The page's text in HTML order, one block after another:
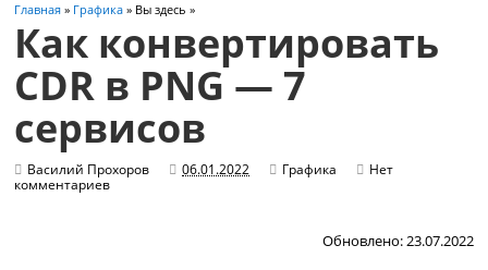
Главная » Графика » Вы здесь »
Как конвертировать
CDR в PNG — 7
сервисов
Василий Прохоров 06.01.2022 Графика
Нет
комментариев
Обновлено: 23.07.2022